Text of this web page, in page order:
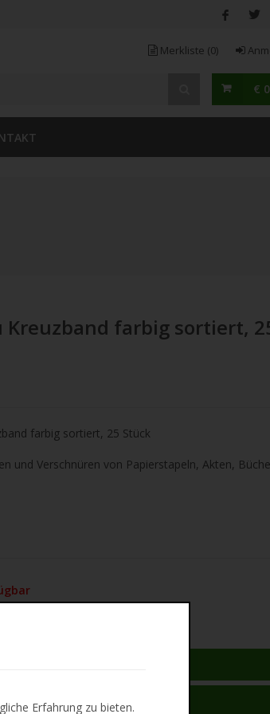
Merkliste (0)
€
Erfahrung zu bieten.
Kreuzband farbig sortiert,
farbig sortiert, 25 Stück
und Verschnüren von Papierstapeln, Akten,
ZUR MERKLISTE